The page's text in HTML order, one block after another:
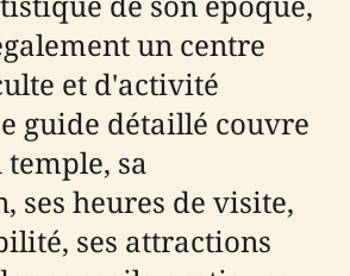
un centre
et d'activité
guide détaillé couvre
sa
ses heures de visite,
ses attractions